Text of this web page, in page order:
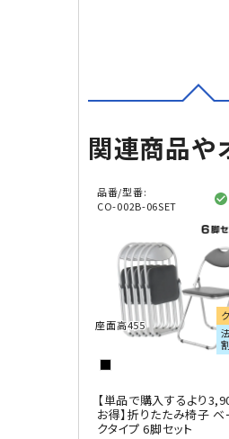
関連商品や
品番/型番:
CO-002B-06SET
座面高455
【単品で購入するより
お得】折りたたみ椅子 ベ
クタイプ 6脚セット